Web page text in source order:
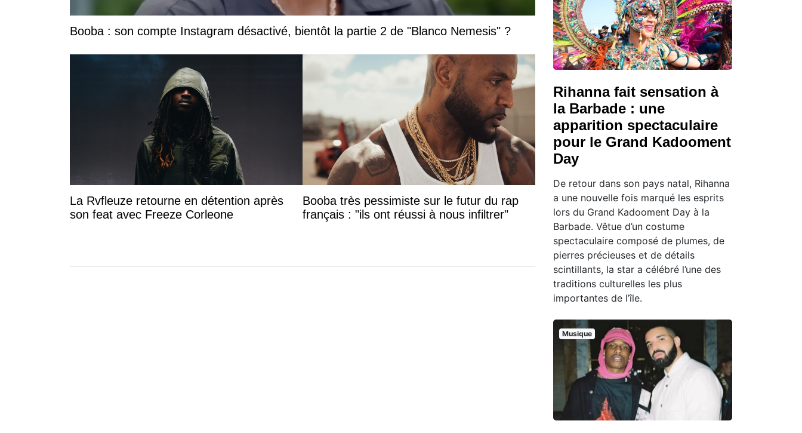
Booba : son compte Instagram désactivé, bientôt la partie 2 de "Blanco Nemesis" ?
La Rvfleuze retourne en détention après
son feat avec Freeze Corleone
Booba très pessimiste sur le futur du rap
français : "ils ont réussi à nous infiltrer"
Rihanna fait sensation à
la Barbade : une
apparition spectaculaire
pour le Grand Kadooment
Day
De retour dans son pays natal, Rihanna
a une nouvelle fois marqué les esprits
lors du Grand Kadooment Day à la
Barbade. Vêtue d’un costume
spectaculaire composé de plumes, de
pierres précieuses et de détails
scintillants, la star a célébré l’une des
traditions culturelles les plus
importantes de l’île.
Musique